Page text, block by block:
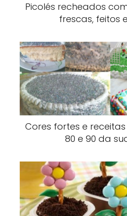
Picolés recheados
frescas, feitos
Cores fortes e
80 e 90 da